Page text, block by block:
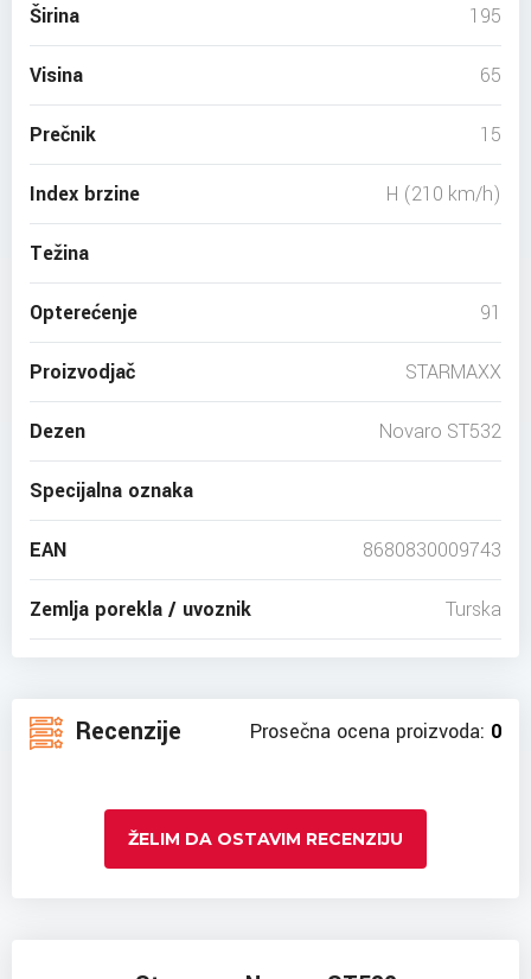
Širina 195
Visina 65
Prečnik 15
Index brzine H (210 km/h)
Težina
Opterećenje 91
Proizvodjač STARMAXX
Dezen Novaro ST532
Specijalna oznaka
EAN 8680830009743
Zemlja porekla / uvoznik Turska
Recenzije Prosečna ocena proizvoda: 0
ŽELIM DA OSTAVIM RECENZIJU